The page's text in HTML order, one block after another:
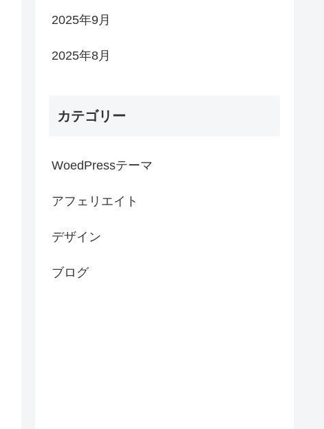
2025年9月
2025年8月
カテゴリー
WoedPressテーマ
アフェリエイト
デザイン
ブログ